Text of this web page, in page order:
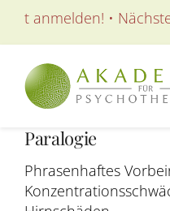
Zum
Inhalt
springen
anmelden! •
AKADEMIE
AUSBILDUNGEN
Paralogie
Phrasenhaftes